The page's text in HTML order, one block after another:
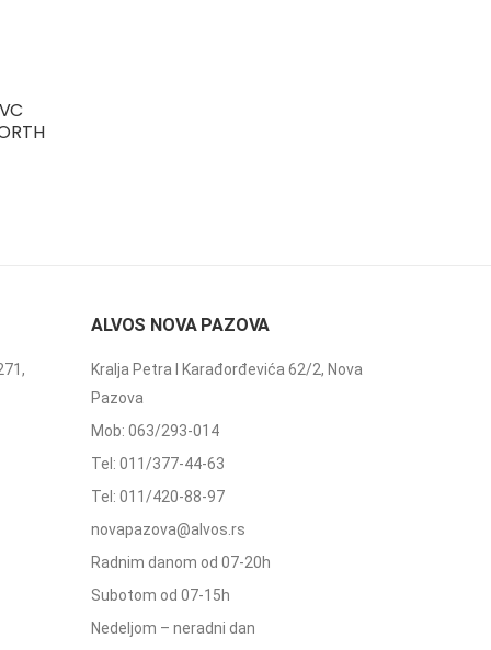
ALVOS NOVA PAZOVA
Kralja Petra I Karađorđevića 62/2, Nova
Pazova
Mob: 063/293-014
Tel: 011/377-44-63
Tel: 011/420-88-97
novapazova@alvos.rs
Radnim danom od 07-20h
Subotom od 07-15h
Nedeljom – neradni dan